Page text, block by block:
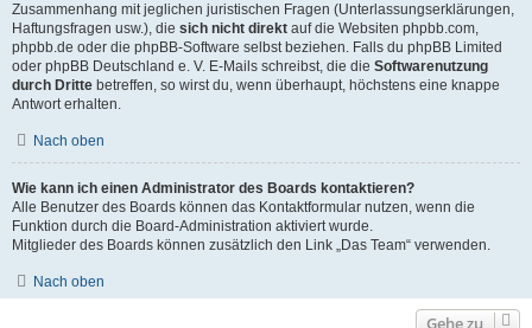
Zusammenhang mit jeglichen juristischen Fragen (Unterlassungserklärungen,
Haftungsfragen usw.), die sich nicht direkt auf die Websiten phpbb.com,
phpbb.de oder die phpBB-Software selbst beziehen. Falls du phpBB Limited
oder phpBB Deutschland e. V. E-Mails schreibst, die die Softwarenutzung
durch Dritte betreffen, so wirst du, wenn überhaupt, höchstens eine knappe
Antwort erhalten.
Nach oben
Wie kann ich einen Administrator des Boards kontaktieren?
Alle Benutzer des Boards können das Kontaktformular nutzen, wenn die
Funktion durch die Board-Administration aktiviert wurde.
Mitglieder des Boards können zusätzlich den Link „Das Team“ verwenden.
Nach oben
Gehe zu